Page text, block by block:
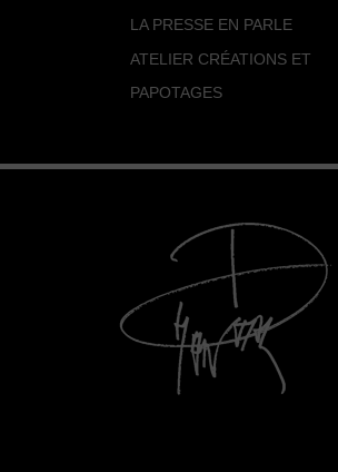
LA PRESSE EN PARLE
ATELIER CRÉATIONS ET
PAPOTAGES